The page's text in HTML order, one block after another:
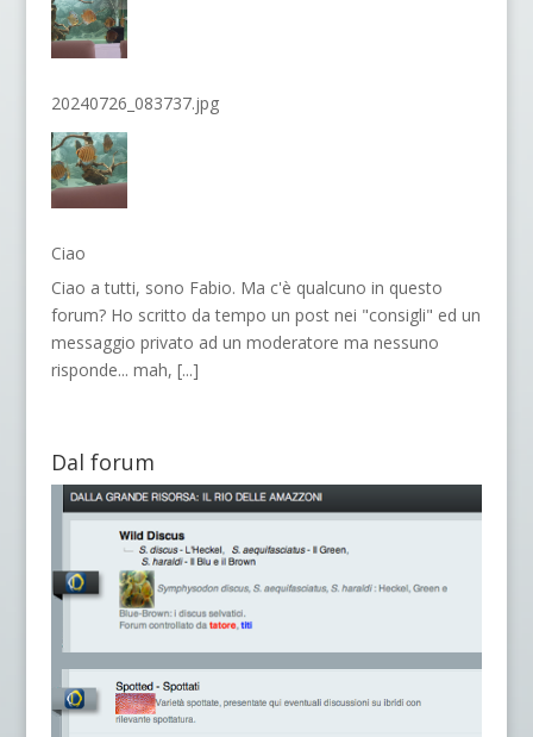
20240726_083737.jpg
Ciao
Ciao a tutti, sono Fabio. Ma c'è qualcuno in questo
forum? Ho scritto da tempo un post nei "consigli" ed un
messaggio privato ad un moderatore ma nessuno
risponde... mah, [...]
Dal forum